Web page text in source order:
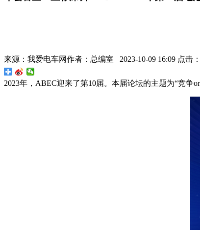
来源： 我爱电车网作者： 总编室 2023-10-09 16:09 点击：
2023年，ABEC迎来了第10届。本届论坛的主题为“竞